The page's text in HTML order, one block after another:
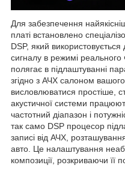
Для забезпечення
платі встановлено
DSP, який
сигналу в режимі реального
полягає в підлаштуванні
згідно з АЧХ салоном
висловлюватися простіше,
акустичної системи
частотний діапазон і
так само DSP процесор
записі від АЧХ,
авто. Це налаштування
композиції, розкриваючи її